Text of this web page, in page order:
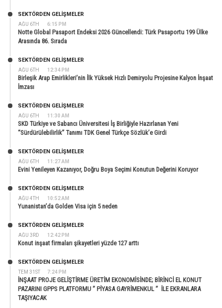
AĞU 6TH 6:15 PM
SEKTÖRDEN GELIŞMELER
Notte Global Pasaport Endeksi 2026 Güncellendi: Türk Pasaportu 199 Ülke
Arasında 86. Sırada
AĞU 6TH 12:34 PM
SEKTÖRDEN GELIŞMELER
Birleşik Arap Emirlikleri’nin İlk Yüksek Hızlı Demiryolu Projesine Kalyon İnşaat
İmzası
AĞU 6TH 11:30 AM
SEKTÖRDEN GELIŞMELER
SKD Türkiye ve Sabancı Üniversitesi İş Birliğiyle Hazırlanan Yeni
“Sürdürülebilirlik” Tanımı TDK Genel Türkçe Sözlük’e Girdi
AĞU 6TH 11:27 AM
SEKTÖRDEN GELIŞMELER
Evini Yenileyen Kazanıyor, Doğru Boya Seçimi Konutun Değerini Koruyor
AĞU 4TH 10:52 AM
SEKTÖRDEN GELIŞMELER
Yunanistan’da Golden Visa için 5 neden
AĞU 3RD 12:42 PM
SEKTÖRDEN GELIŞMELER
Konut inşaat firmaları şikayetleri yüzde 127 arttı
TEM 31ST 7:24 PM
SEKTÖRDEN GELIŞMELER
İNŞAAT PROJE GELİŞTİRME ÜRETİM EKONOMİSİNDE; BİRİNCİ EL KONUT
PAZARINI GPPS PLATFORMU ” PİYASA GAYRİMENKUL ” İLE EKRANLARA
TAŞIYACAK